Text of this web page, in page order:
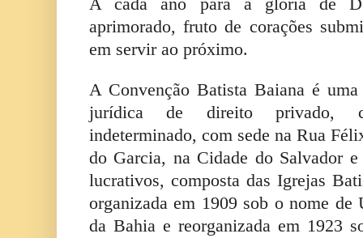
A cada ano para a glória de
aprimorado, fruto de corações
em servir ao próximo.
A Convenção Batista Baiana é
jurídica de direito privado,
indeterminado, com sede na Rua
do Garcia, na Cidade do Salvador
lucrativos, composta das Igrejas
organizada em 1909 sob o nome de
da Bahia e reorganizada em 1923